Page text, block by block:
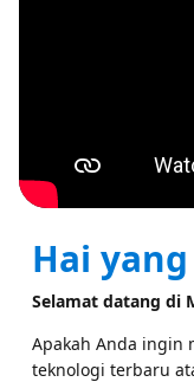
Hai
Selamat datang di
Apakah Anda ingin
teknologi terbaru